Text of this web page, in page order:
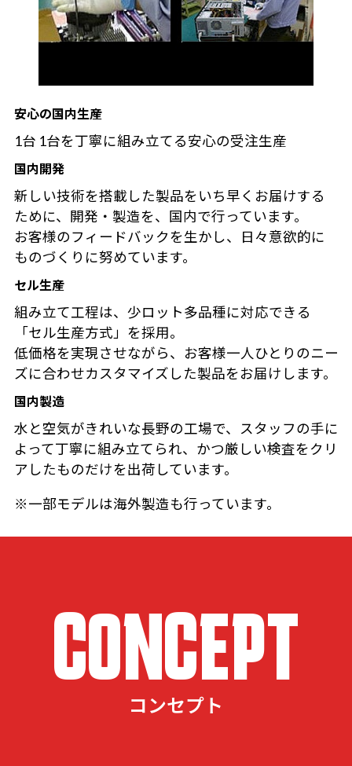
安心の国内生産
1台 1台を丁寧に組み立てる安心の受注生産
国内開発
新しい技術を搭載した製品をいち早くお届けする
ために、開発・製造を、国内で行っています。
お客様のフィードバックを生かし、日々意欲的に
ものづくりに努めています。
セル生産
組み立て工程は、少ロット多品種に対応できる
「セル生産方式」を採用。
低価格を実現させながら、お客様一人ひとりのニー
ズに合わせカスタマイズした製品をお届けします。
国内製造
水と空気がきれいな長野の工場で、スタッフの手に
よって丁寧に組み立てられ、かつ厳しい検査をクリ
アしたものだけを出荷しています。
※一部モデルは海外製造も行っています。
CONCEPT
コンセプト